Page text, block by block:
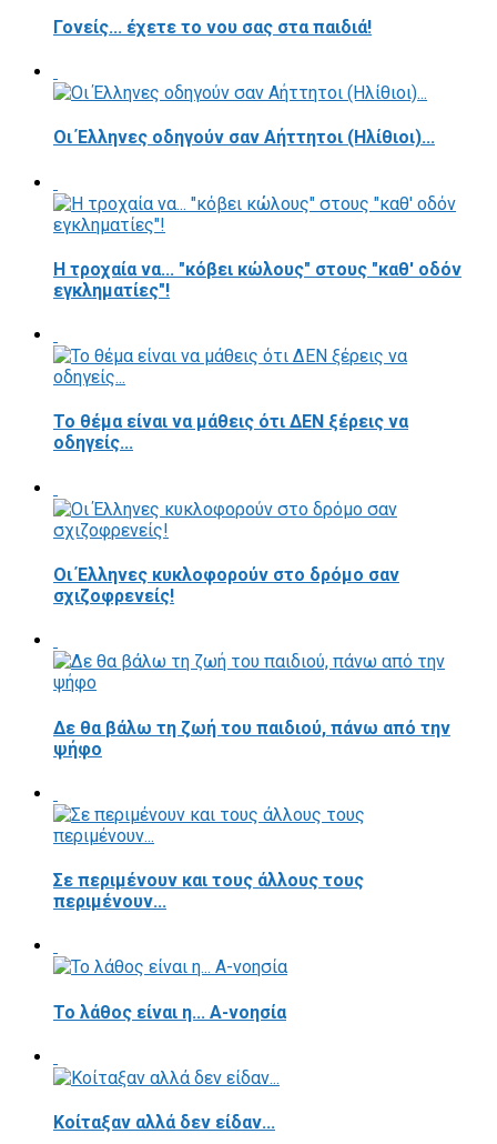
Γονείς... έχετε το νου σας στα παιδιά!
Οι Έλληνες οδηγούν σαν Αήττητοι (Ηλίθιοι)...
Η τροχαία να... "κόβει κώλους" στους "καθ' οδόν
εγκληματίες"!
Το θέμα είναι να μάθεις ότι ΔΕΝ ξέρεις να
οδηγείς...
Οι Έλληνες κυκλοφορούν στο δρόμο σαν
σχιζοφρενείς!
Δε θα βάλω τη ζωή του παιδιού, πάνω από την
ψήφο
Σε περιμένουν και τους άλλους τους
περιμένουν...
Το λάθος είναι η... Α-νοησία
Κοίταξαν αλλά δεν είδαν...